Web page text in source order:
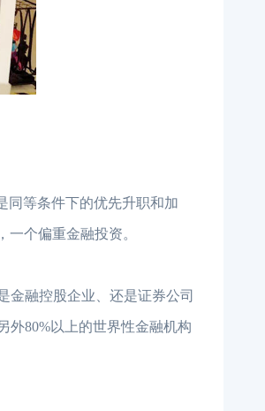
同等条件下的优先升职和加
个偏重金融投资。
金融控股企业、还是证券公司
外80%以上的世界性金融机构